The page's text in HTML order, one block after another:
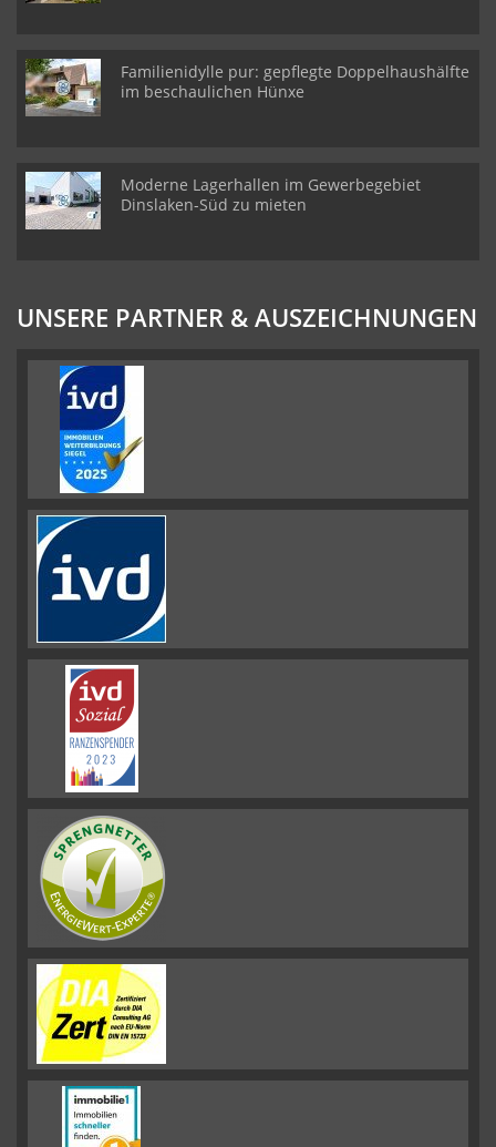
Familienidylle pur: gepflegte Doppelhaushälfte
im beschaulichen Hünxe
Moderne Lagerhallen im Gewerbegebiet
Dinslaken-Süd zu mieten
UNSERE PARTNER & AUSZEICHNUNGEN